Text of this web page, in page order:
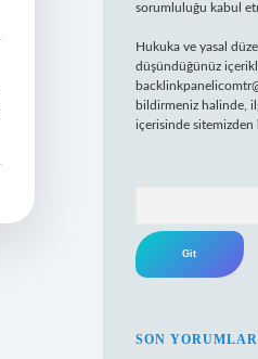
sorumluluğu kabul
Hukuka ve yasal
düşündüğünüz
bildirmeniz halinde,
içerisinde sitemizden
SON YORUMLAR